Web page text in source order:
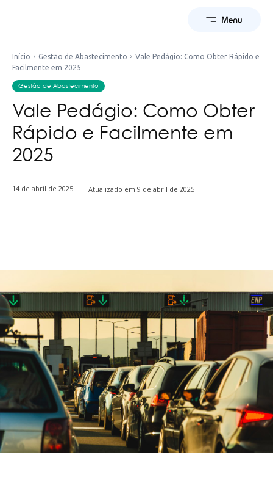
Início Gestão de Abastecimento
Vale Pedágio: Como Obter Rápido e
Facilmente em 2025
Gestão de Abastecimento
Vale Pedágio: Como Obter
Rápido e Facilmente em
2025
14 de abril de 2025 Atualizado em 9 de abril de 2025